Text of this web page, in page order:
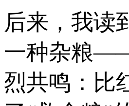
后来，我读
一种杂粮
烈共鸣：比